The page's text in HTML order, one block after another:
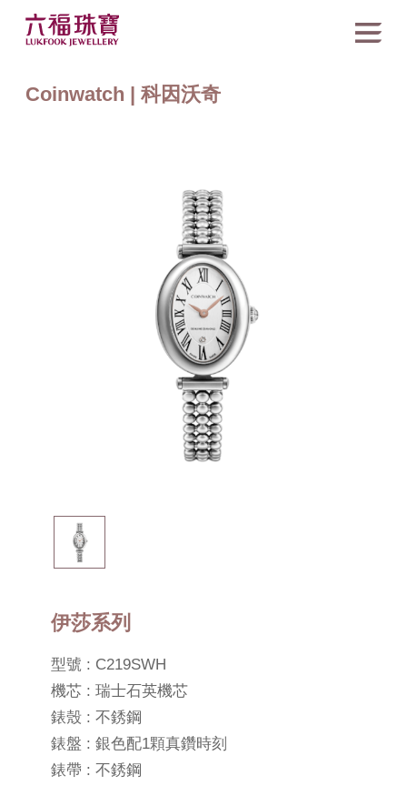
Coinwatch | 科因沃奇
伊莎系列
型號 : C219SWH
機芯 : 瑞士石英機芯
錶殼 : 不銹鋼
錶盤 : 銀色配1顆真鑽時刻
錶帶 : 不銹鋼